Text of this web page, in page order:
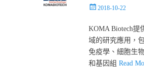
Posted2018-10-22
KOMA Biotech提
域的研究應用，
免疫學、細胞生
和基因組Read